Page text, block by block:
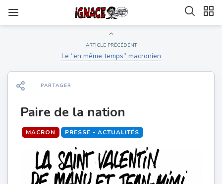
ARTICLE PRÉCÉDENT
Le “en même temps” macronien
PARTAGER
Paire de la nation
MACRON PRESSE - ACTUALITÉS